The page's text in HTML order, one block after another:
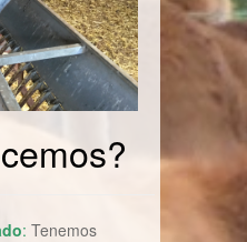
: Tenemos